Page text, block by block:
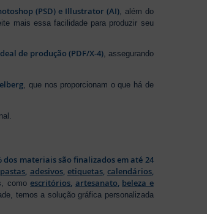
(PSD) e Illustrator (AI), além do
mais essa facilidade para produzir seu
de produção (PDF/X-4), assegurando
, que nos proporcionam o que há de
dos materiais são finalizados em até 24
pastas, adesivos, etiquetas, calendários,
comoescritórios, artesanato, beleza e
temos a solução gráfica personalizada